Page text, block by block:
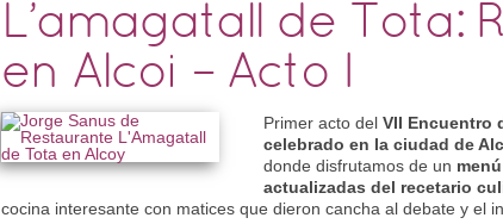
L’amagatall de Tota:
en Alcoi – Acto I
Primer acto del VII Encuentro
celebrado en la ciudad de
donde disfrutamos de un
actualizadas del recetario
cocina interesante con matices que dieron cancha al debate y el